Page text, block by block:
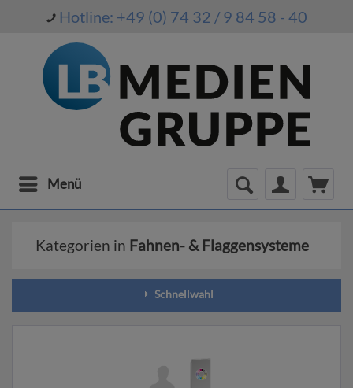
Hotline: +49 (0) 74 32 / 9 84 58 - 40
Menü
Kategorien in Fahnen- & Flaggensysteme
Schnellwahl